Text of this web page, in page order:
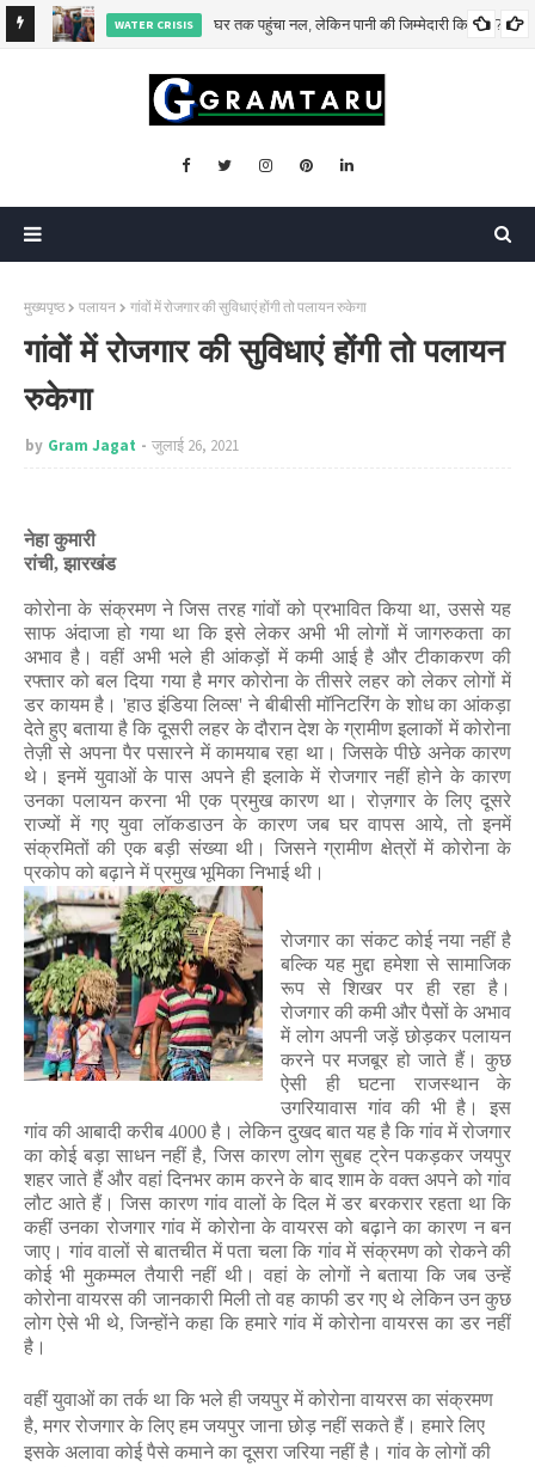
WATER CRISIS घर तक पहुंचा नल, लेकिन पानी की जिम्मेदारी किसकी?
मुख्यपृष्ठ पलायन गांवों में रोजगार की सुविधाएं होंगी तो पलायन रुकेगा
गांवों में रोजगार की सुविधाएं होंगी तो पलायन
रुकेगा
by Gram Jagat जुलाई 26, 2021
नेहा कुमारी
रांची,झारखंड
कोरोना के संक्रमण ने जिस तरह गांवों को प्रभावित किया था, उससे यह
साफ अंदाजा हो गया था कि इसे लेकर अभी भी लोगों में जागरुकता का
अभाव है। वहीं अभी भले ही आंकड़ों में कमी आई है और टीकाकरण की
रफ्तार को बल दिया गया है मगर कोरोना के तीसरे लहर को लेकर लोगों में
डर कायम है। 'हाउ इंडिया लिव्स'ने बीबीसी मॉनिटरिंग के शोध का आंकड़ा
देते हुए बताया है कि दूसरी लहर के दौरान देश के ग्रामीण इलाकों में कोरोना
तेज़ी से अपना पैर पसारने में कामयाब रहा था। जिसके पीछे अनेक कारण
थे। इनमें युवाओं के पास अपने ही इलाके में रोजगार नहीं होने के कारण
उनका पलायन करना भी एक प्रमुख कारण था। रोज़गार के लिए दूसरे
राज्यों में गए युवा लॉकडाउन के कारण जब घर वापस आये, तो इनमें
संक्रमितों की एक बड़ी संख्या थी। जिसने ग्रामीण क्षेत्रों में कोरोना के
प्रकोप को बढ़ाने में प्रमुख भूमिका निभाई थी।
रोजगार का संकट कोई नया नहीं है
बल्कि यह मुद्दा हमेशा से सामाजिक
रूप से शिखर पर ही रहा है।
रोजगार की कमी और पैसों के अभाव
में लोग अपनी जड़ें छोड़कर पलायन
करने पर मजबूर हो जाते हैं। कुछ
ऐसी ही घटना राजस्थान के
उगरियावास गांव की भी है। इस
गांव की आबादी करीब4000है। लेकिन दुखद बात यह है कि गांव में रोजगार
का कोई बड़ा साधन नहीं है, जिस कारण लोग सुबह ट्रेन पकड़कर जयपुर
शहर जाते हैं और वहां दिनभर काम करने के बाद शाम के वक्त अपने को गांव
लौट आते हैं। जिस कारण गांव वालों के दिल में डर बरकरार रहता था कि
कहीं उनका रोजगार गांव में कोरोना के वायरस को बढ़ाने का कारण न बन
जाए। गांव वालों से बातचीत में पता चला कि गांव में संक्रमण को रोकने की
कोई भी मुकम्मल तैयारी नहीं थी। वहां के लोगों ने बताया कि जब उन्हें
कोरोना वायरस की जानकारी मिली तो वह काफी डर गए थे लेकिन उन कुछ
लोग ऐसे भी थे, जिन्होंने कहा कि हमारे गांव में कोरोना वायरस का डर नहीं
है।
वहीं युवाओं का तर्क था कि भले ही जयपुर में कोरोना वायरस का संक्रमण
है, मगर रोजगार के लिए हम जयपुर जाना छोड़ नहीं सकते हैं। हमारे लिए
इसके अलावा कोई पैसे कमाने का दूसरा जरिया नहीं है। गांव के लोगों की